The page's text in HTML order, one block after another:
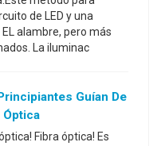
de LED y una
alambre, pero más
La iluminac
Guían De
Óptica
Fibra óptica! Es